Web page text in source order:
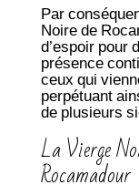
Par
Noire de
d’espoir pour
présence
ceux qui
perpétuant
de plusieurs
La Vierge
Rocamadour